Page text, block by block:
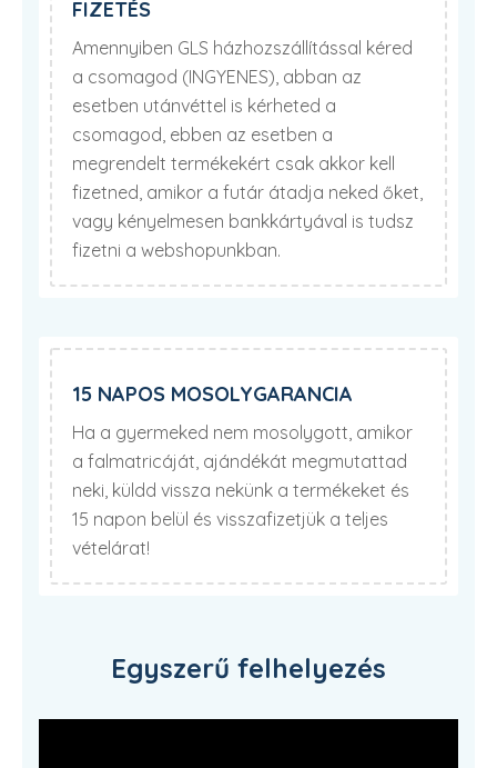
FIZETÉS
Amennyiben GLS házhozszállítással kéred
a csomagod (INGYENES), abban az
esetben utánvéttel is kérheted a
csomagod, ebben az esetben a
megrendelt termékekért csak akkor kell
fizetned, amikor a futár átadja neked őket,
vagy kényelmesen bankkártyával is tudsz
fizetni a webshopunkban.
15 NAPOS MOSOLYGARANCIA
Ha a gyermeked nem mosolygott, amikor
a falmatricáját, ajándékát megmutattad
neki, küldd vissza nekünk a termékeket és
15 napon belül és visszafizetjük a teljes
vételárat!
Egyszerű felhelyezés